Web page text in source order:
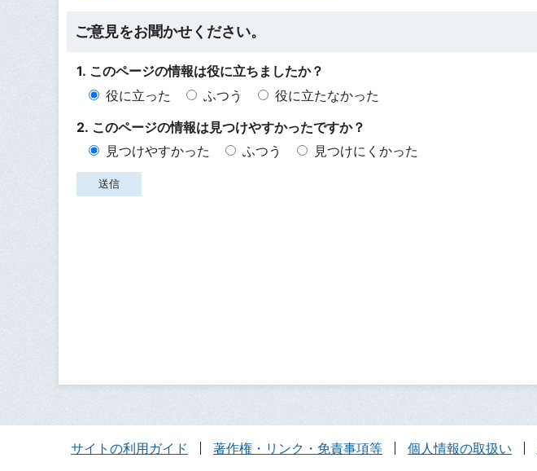
ご意見をお聞かせください。
1. このページの情報は役に立ちましたか？
役に立った
ふつう
役に立たなかった
2. このページの情報は見つけやすかったですか？
見つけやすかった
ふつう 見つけにくかった
サイトの利用ガイド 著作権・リンク・免責事項等 個人情報の取扱い